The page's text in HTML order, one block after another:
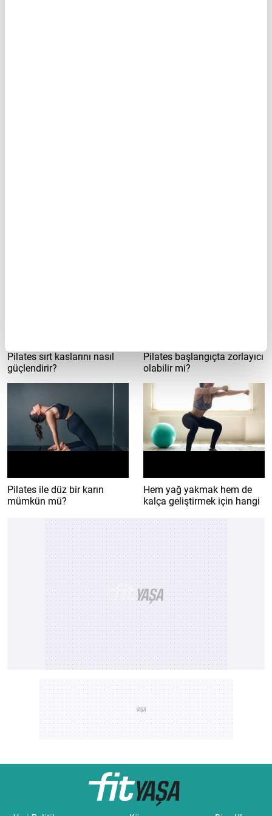
Pilates sırt kaslarını nasıl
güçlendirir?
Pilates başlangıçta zorlayıcı
olabilir mi?
Pilates ile düz bir karın
mümkün mü?
Hem yağ yakmak hem de
kalça geliştirmek için hangi